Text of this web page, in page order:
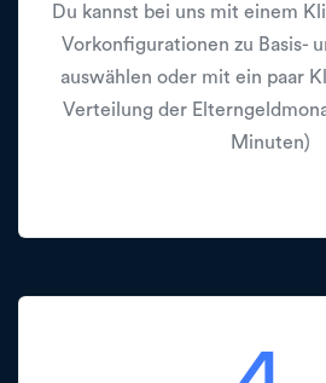
Du kannst bei uns mit einem
Vorkonfigurationen zu Basis-
auswählen oder mit ein paar
Verteilung der
Minuten)